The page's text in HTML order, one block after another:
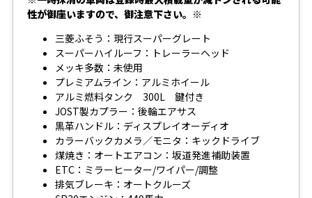
性が御座いますので、御注意下さい。※
三菱ふそう：現行スーパーグレート
スーパーハイルーフ：トレーラーヘッド
メッキ多数：未使用
プレミアムライン：アルミホイール
アルミ燃料タンク 300L 鍵付き
JOST製カプラー：後輪エアサス
黒革ハンドル：ディスプレイオーディオ
カラーバックカメラ／モニタ：キックドライブ
煤焼き：オートエアコン：坂道発進補助装置
ETC：ミラーヒーター/ワイパー/調整
排気ブレーキ：オートクルーズ